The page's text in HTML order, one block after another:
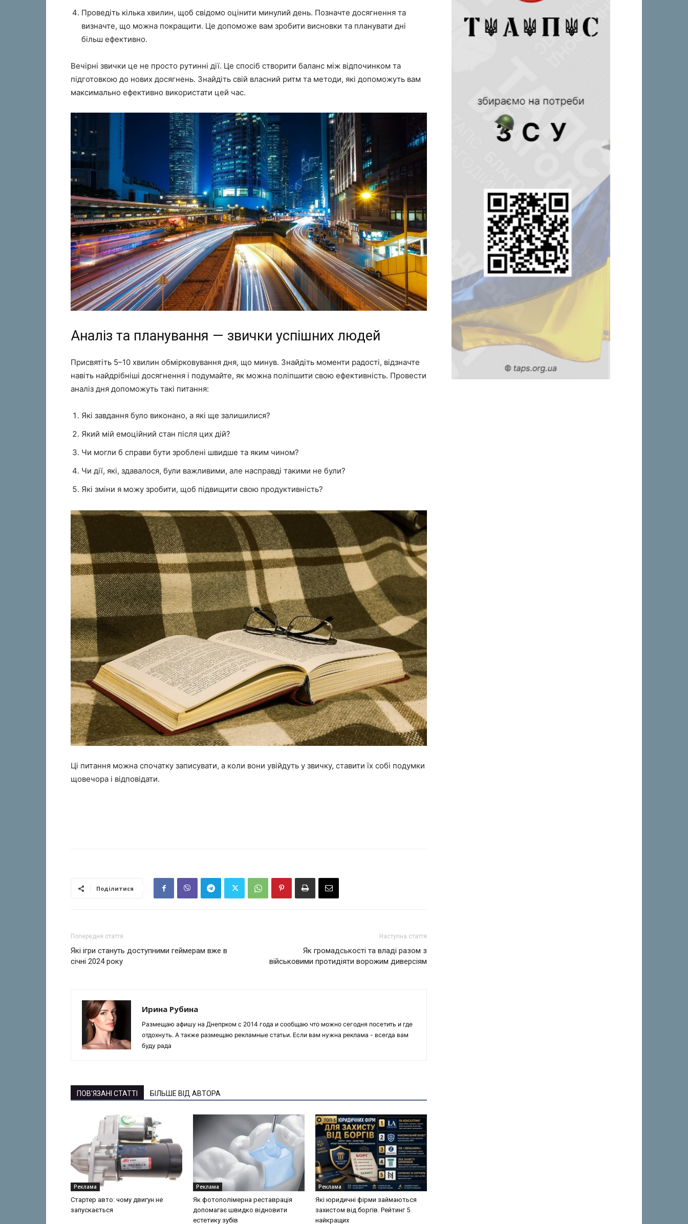
Проведіть кілька хвилин, щоб свідомо оцінити минулий день. Позначте досягнення та
визначте, що можна покращити. Це допоможе вам зробити висновки та планувати дні
більш ефективно.
Вечірні звички це не просто рутинні дії. Це спосіб створити баланс між відпочинком та
підготовкою до нових досягнень. Знайдіть свій власний ритм та методи, які допоможуть вам
максимально ефективно використати цей час.
Аналіз та планування — звички успішних людей
Присвятіть 5–10 хвилин обмірковування дня, що минув. Знайдіть моменти радості, відзначте
навіть найдрібніші досягнення і подумайте, як можна поліпшити свою ефективність. Провести
аналіз дня допоможуть такі питання:
Які завдання було виконано, а які ще залишилися?
Який мій емоційний стан після цих дій?
Чи могли б справи бути зроблені швидше та яким чином?
Чи дії, які, здавалося, були важливими, але насправді такими не були?
Які зміни я можу зробити, щоб підвищити свою продуктивність?
Ці питання можна спочатку записувати, а коли вони увійдуть у звичку, ставити їх собі подумки
щовечора і відповідати.
Поділитися
Попередня стаття
Які ігри стануть доступними геймерам вже в
січні 2024 року
Наступна стаття
Як громадськості та владі разом з
військовими протидіяти ворожим диверсіям
Ирина Рубина
Размещаю афишу на Днепрком с 2014 года и сообщаю что можно сегодня посетить и где
отдохнуть. А также размещаю рекламные статьи. Если вам нужна реклама - всегда вам
буду рада
ПОВ'ЯЗАНІ СТАТТІ БІЛЬШЕ ВІД АВТОРА
Реклама
Стартер авто: чому двигун не
запускається
Реклама
Як фотополімерна реставрація
допомагає швидко відновити
естетику зубів
Реклама
Які юридичні фірми займаються
захистом від боргів. Рейтинг 5
найкращих